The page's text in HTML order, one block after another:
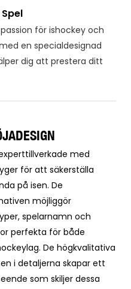
för ishockey och
en specialdesignad
dig att prestera ditt
med
för att säkerställa
på isen. De
möjliggör
spelarnamn och
perfekta för både
De högkvalitativa
i detaljerna skapar ett
som skiljer dessa